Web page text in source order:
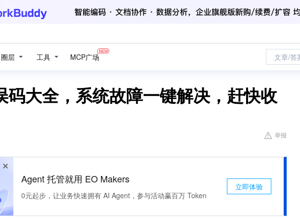
圈层 工具 MCP广场 文章/答
大全，系统故障一键解决，赶快收
举报
Agent 托管就用 EO Makers
0元起步，让业务快速拥有 AI Agent，参与活动赢百万 Token
立即体验